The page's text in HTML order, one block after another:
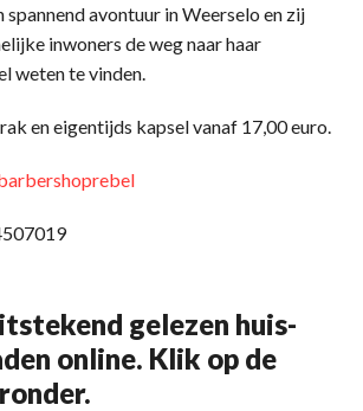
avontuur in Weerselo en zij
inwoners de weg naar haar
weten te vinden.
en eigentijds kapsel vanaf 17,00 euro.
gelezen huis-
online. Klik op de